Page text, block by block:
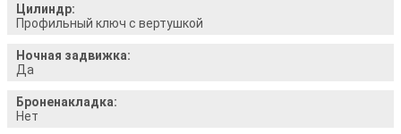
Цилиндр:
Профильный ключ с вертушкой
Ночная задвижка:
Да
Броненакладка:
Нет